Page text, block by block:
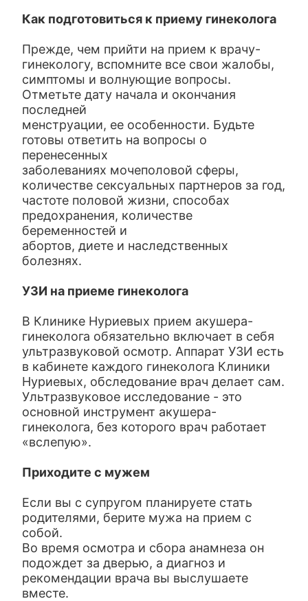
Как подготовиться к приему гинеколога
Прежде, чем прийти на прием к врачу-
гинекологу, вспомните все свои жалобы,
симптомы и волнующие вопросы.
Отметьте дату начала и окончания
последней
менструации, ее особенности. Будьте
готовы ответить на вопросы о
перенесенных
заболеваниях мочеполовой сферы,
количестве сексуальных партнеров за год,
частоте половой жизни, способах
предохранения, количестве
беременностей и
абортов, диете и наследственных
болезнях.
УЗИ на приеме гинеколога
В Клинике Нуриевых прием акушера-
гинеколога обязательно включает в себя
ультразвуковой осмотр. Аппарат УЗИ есть
в кабинете каждого гинеколога Клиники
Нуриевых, обследование врач делает сам.
Ультразвуковое исследование - это
основной инструмент акушера-
гинеколога, без которого врач работает
«вслепую».
Приходите с мужем
Если вы с супругом планируете стать
родителями, берите мужа на прием с
собой.
Во время осмотра и сбора анамнеза он
подождет за дверью, а диагноз и
рекомендации врача вы выслушаете
вместе.